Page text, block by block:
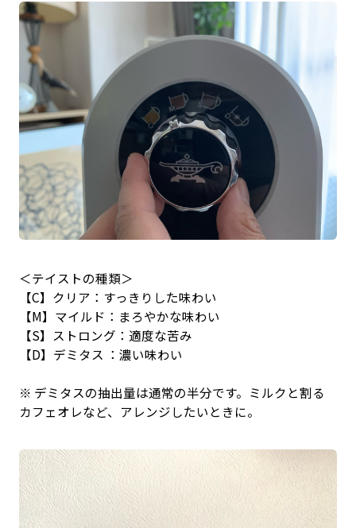
＜テイストの種類＞
【C】クリア：すっきりした味わい
【M】マイルド：まろやかな味わい
【S】ストロング：適度な苦み
【D】デミタス ：濃い味わい
※ デミタスの抽出量は通常の半分です。ミルクと割る
カフェオレなど、アレンジしたいときに。